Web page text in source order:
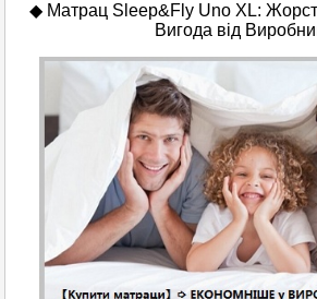
◆ Матрац Sleep&Fly Uno XL:
Вигода від